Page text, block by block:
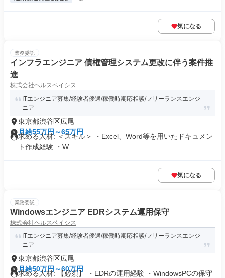
気になる
業務委託
インフラエンジニア 債権管理システム更改に伴う案件推
進
株式会社ヘルスベイシス
ITエンジニア募集/経験者優遇/稼働時期応相談/フリーランスエンジ
ニア
東京都渋谷区広尾
月給55万円～65万円
求める人材: ＜スキル＞ ・Excel、Word等を用いたドキュメン
ト作成経験 ・W...
気になる
業務委託
Windowsエンジニア EDRシステム運用保守
株式会社ヘルスベイシス
ITエンジニア募集/経験者優遇/稼働時期応相談/フリーランスエンジ
ニア
東京都渋谷区広尾
月給50万円～60万円
求める人材: 【必須】 ・EDRの運用経験 ・WindowsPCの保守